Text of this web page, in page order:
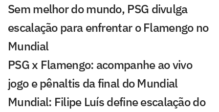
Sem melhor do mundo, PSG divulga
escalação para enfrentar o Flamengo no
Mundial
PSG x Flamengo: acompanhe ao vivo
jogo e pênaltis da final do Mundial
Mundial: Filipe Luís define escalação do